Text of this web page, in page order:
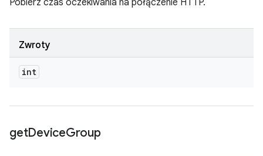
Pobierz czas oczekiwania na połączenie HTTP.
Zwroty
int
getDeviceGroup